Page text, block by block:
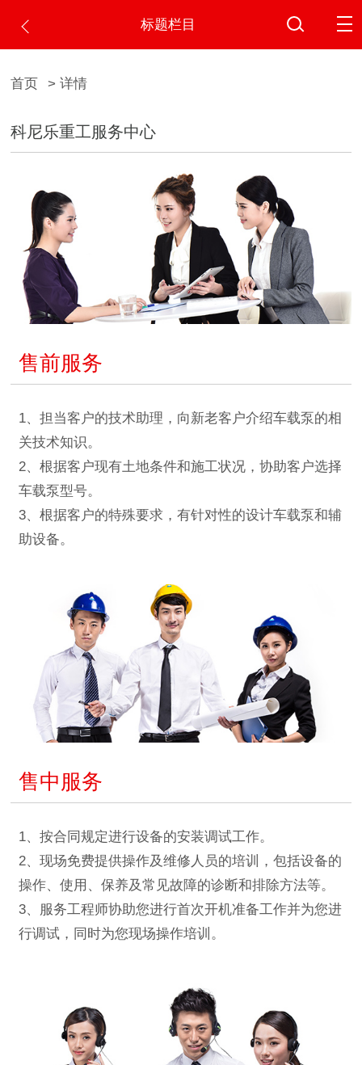
标题栏目
首页 > 详情
科尼乐重工服务中心
售前服务
1、担当客户的技术助理，向新老客户介绍车载泵的相
关技术知识。
2、根据客户现有土地条件和施工状况，协助客户选择
车载泵型号。
3、根据客户的特殊要求，有针对性的设计车载泵和辅
助设备。
售中服务
1、按合同规定进行设备的安装调试工作。
2、现场免费提供操作及维修人员的培训，包括设备的
操作、使用、保养及常见故障的诊断和排除方法等。
3、服务工程师协助您进行首次开机准备工作并为您进
行调试，同时为您现场操作培训。